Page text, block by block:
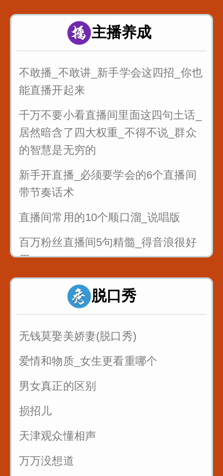
意
最狠的五句话让你瞬间成长
主播养成
不敢播_不敢讲_新手学会这四招_你也
能直播开起来
千万不要小看直播间里面这四句土话_
居然暗含了四大权重_不得不说_群众
的智慧是无穷的
新手开直播_必须要学会的6个直播间
带节奏话术
直播间常用的10个顺口溜_说唱版
百万粉丝直播间5句精髓_得音浪很好
用
反复练习1w遍_主播基本功_直播话术
反复练习1w遍_主播基本功_直播话术
2
反复练习1w遍_主播基本功_直播话术
3
反复练习1w遍_主播基本功_直播话术
4
反复练习1w遍_主播基本功_直播话术
脱口秀
无钱莫娶美娇妻(脱口秀)
爱情和物质_女生更看重哪个
男女真正的区别
损招儿
天津观众懂相声
万万没想道